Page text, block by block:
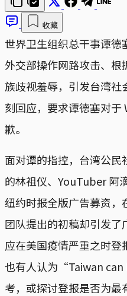
收藏
世界卫生组织总干事谭
外交部操作网路攻击、
族歧视羞辱，引发台湾社
刻回应，要求谭德塞对于
歉。
面对谭的指控，台湾公
的林祖仪、YouTuber 阿
纽约时报全版广告募资，
团队提出的初稿却引发
应在美国疫情严重之时登
也有人认为“Taiwan
考，或探讨登报是否为最